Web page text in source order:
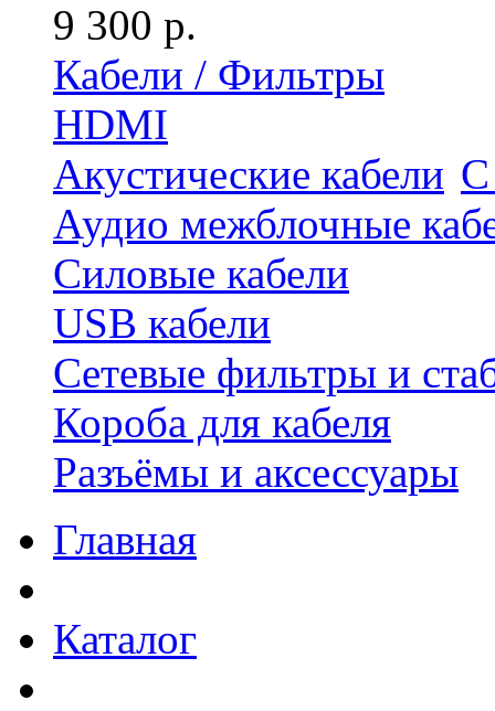
9 300 р.
Кабели / Фильтры
HDMI
Акустические кабели С
Аудио межблочные
Силовые кабели
USB кабели
Сетевые фильтры и
Короба для кабеля
Разъёмы и аксессуары
Главная
Каталог